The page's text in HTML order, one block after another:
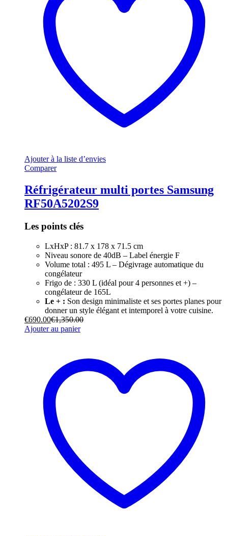
Ajouter à la liste d’envies
Comparer
Réfrigérateur multi portes Samsung
RF50A5202S9
Les points clés
LxHxP : 81.7 x 178 x 71.5 cm
Niveau sonore de 40dB – Label énergie F
Volume total : 495 L – Dégivrage automatique du
congélateur
Frigo de : 330 L (idéal pour 4 personnes et +) –
congélateur de 165L
Le + : Son design minimaliste et ses portes planes pour
donner un style élégant et intemporel à votre cuisine.
€690.00€1,350.00
Ajouter au panier